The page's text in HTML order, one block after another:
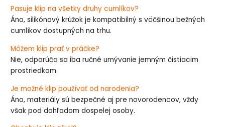
Pasuje klip na všetky druhy cumlíkov?
Áno, silikónový krúžok je kompatibilný s väčšinou bežných
cumlíkov dostupných na trhu.
Môžem klip prať v práčke?
Nie, odporúča sa iba ručné umývanie jemným čistiacim
prostriedkom.
Je možné klip používať od narodenia?
Áno, materiály sú bezpečné aj pre novorodencov, vždy
však pod dohľadom dospelej osoby.